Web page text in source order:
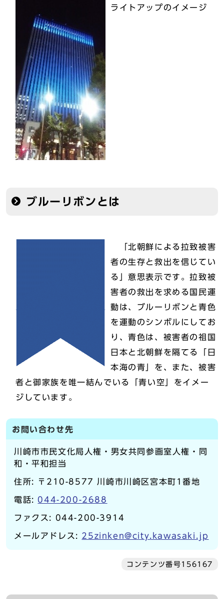
ライトアップのイメージ
ブルーリボンとは
「北朝鮮による拉致被害
者の生存と救出を信じてい
る」意思表示です。拉致被
害者の救出を求める国民運
動は、ブルーリボンと青色
を運動のシンボルにしてお
り、青色は、被害者の祖国
日本と北朝鮮を隔てる「日
本海の青」を、また、被害
者と御家族を唯一結んでいる「青い空」をイメー
ジしています。
お問い合わせ先
川崎市市民文化局人権・男女共同参画室人権・同
和・平和担当
住所: 〒210-8577 川崎市川崎区宮本町1番地
電話: 044-200-2688
ファクス: 044-200-3914
メールアドレス: 25zinken@city.kawasaki.jp
コンテンツ番号156167